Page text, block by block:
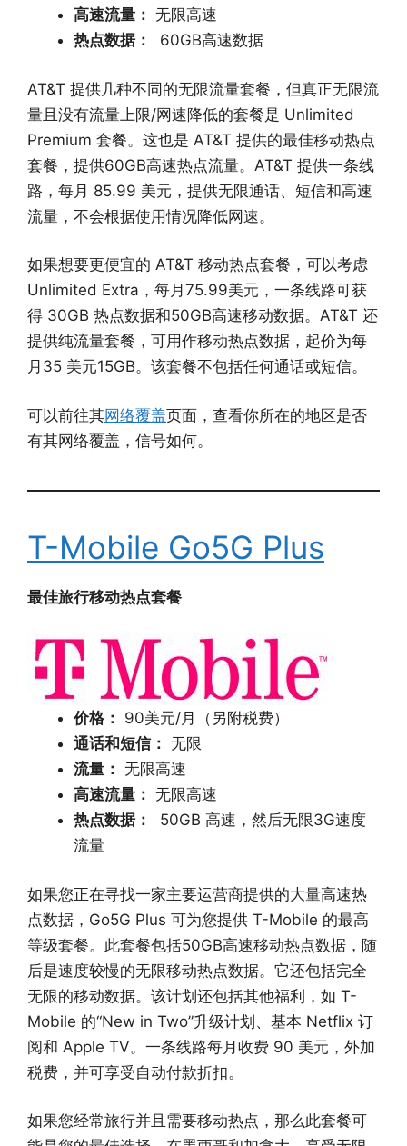
高速流量： 无限高速
热点数据：
60GB高速数据
AT&T 提供几种不同的无限流量套餐，但真正无限流
量且没有流量上限/网速降低的套餐是 Unlimited
Premium 套餐。这也是 AT&T 提供的最佳移动热点
套餐，提供60GB高速热点流量。AT&T 提供一条线
路，每月 85.99 美元，提供无限通话、短信和高速
流量，不会根据使用情况降低网速。
如果想要更便宜的 AT&T 移动热点套餐，可以考虑
Unlimited Extra，每月75.99美元，一条线路可获
得 30GB 热点数据和50GB高速移动数据。AT&T 还
提供纯流量套餐，可用作移动热点数据，起价为每
月35 美元15GB。该套餐不包括任何通话或短信。
可以前往其网络覆盖页面，查看你所在的地区是否
有其网络覆盖，信号如何。
T-Mobile Go5G Plus
最佳旅行移动热点套餐
价格： 90美元/月（另附税费）
通话和短信： 无限
流量： 无限高速
高速流量： 无限高速
热点数据：
50GB 高速，然后无限3G速度
流量
如果您正在寻找一家主要运营商提供的大量高速热
点数据，Go5G Plus 可为您提供 T-Mobile 的最高
等级套餐。此套餐包括50GB高速移动热点数据，随
后是速度较慢的无限移动热点数据。它还包括完全
无限的移动数据。该计划还包括其他福利，如 T-
Mobile 的“New in Two”升级计划、基本 Netflix 订
阅和 Apple TV。一条线路每月收费 90 美元，外加
税费，并可享受自动付款折扣。
如果您经常旅行并且需要移动热点，那么此套餐可